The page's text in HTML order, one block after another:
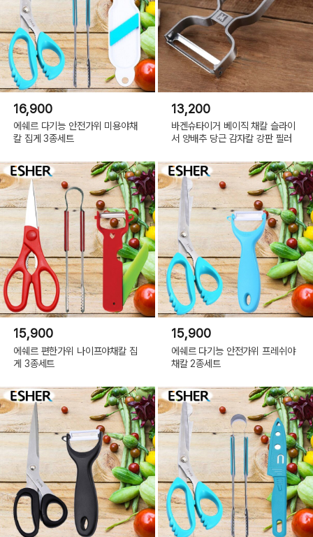
16,900
에쉐르 다기능 안전가위 미용야채
칼 집게 3종세트
13,200
바겐슈타이거 베이직 채칼 슬라이
서 양배추 당근 감자칼 강판 필러
15,900
에쉐르 편한가위 나이프야채칼 집
게 3종세트
15,900
에쉐르 다기능 안전가위 프레쉬야
채칼 2종세트